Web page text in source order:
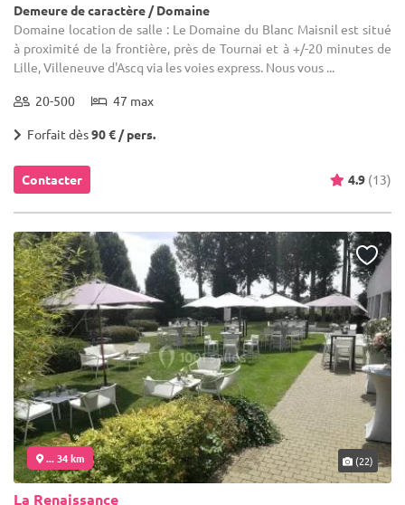
Demeure de caractère / Domaine
Domaine location de salle : Le Domaine du Blanc Maisnil est situé
à proximité de la frontière, près de Tournai et à +/-20 minutes de
Lille, Villeneuve d'Ascq via les voies express. Nous vous ...
20-500 47 max
Forfait dès90 € / pers.
Contacter 4.9 (13)
... 34 km (22)
La Renaissance